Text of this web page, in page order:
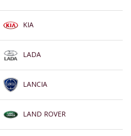
KIA
LADA
LANCIA
LAND ROVER